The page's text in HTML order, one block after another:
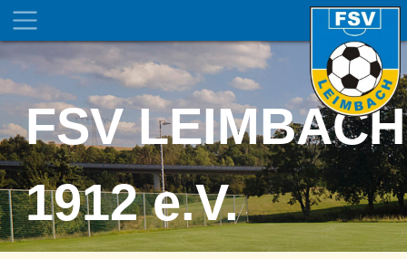
FSV LEIMBACH
1912 e.V.